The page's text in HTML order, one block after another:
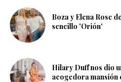
Boza y Elena Rose
sencillo 'Orión'
Hilary Duff nos dio
acogedora mansión